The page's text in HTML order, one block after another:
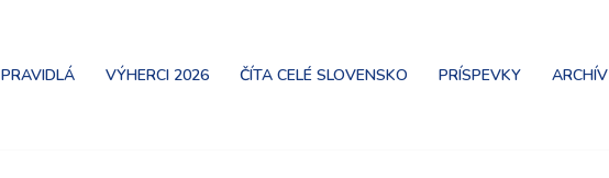
PRAVIDLÁ VÝHERCI 2026 ČÍTA CELÉ SLOVENSKO PRÍSPEVKY ARCHÍV